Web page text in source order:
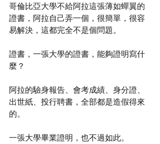
哥倫比亞大學不給阿拉這張薄如蟬翼的
證書，阿拉自己弄一個，很簡單，很容
易解決，這都完全不是個問題。
證書，一張大學的證書，能夠證明寫什
麼？
阿拉的驗身報告、會考成績、身分證、
出世紙、投行聘書，全部都是造假得來
的。
一張大學畢業證明，也不過如此。